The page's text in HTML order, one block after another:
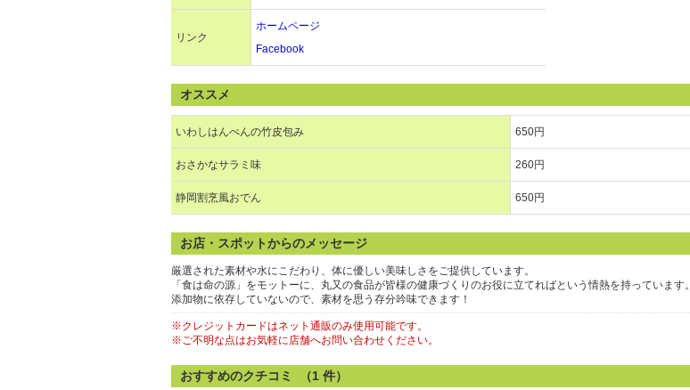
リンク
ホームページ
Facebook
オススメ
いわしはんぺんの竹皮包み 650円
おさかなサラミ味 260円
静岡割烹風おでん 650円
お店・スポットからのメッセージ
厳選された素材や水にこだわり、体に優しい美味しさをご提供しています。
「食は命の源」をモットーに、丸又の食品が皆様の健康づくりのお役に立てればという情熱を持っています。
添加物に依存していないので、素材を思う存分吟味できます！
※クレジットカードはネット通販のみ使用可能です。
※ご不明な点はお気軽に店舗へお問い合わせください。
おすすめのクチコミ （1 件）